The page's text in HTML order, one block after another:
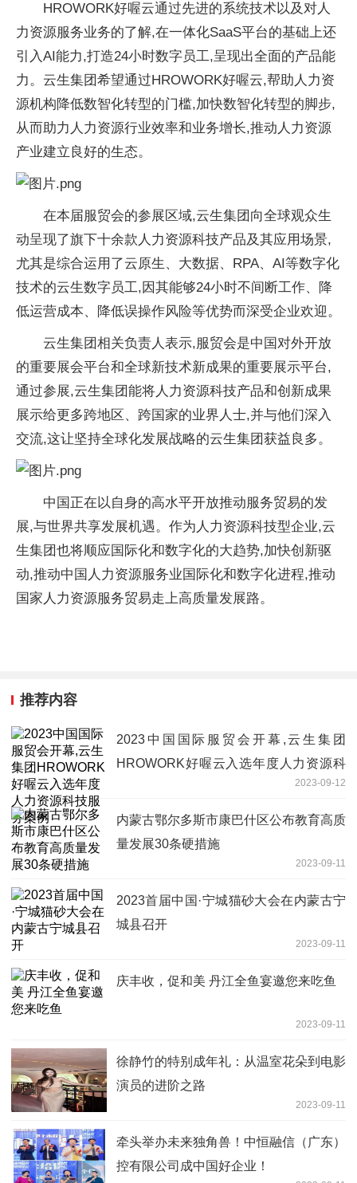
HROWORK好喔云通过先进的系统技术以及对人
力资源服务业务的了解,在一体化SaaS平台的基础上还
引入AI能力,打造24小时数字员工,呈现出全面的产品能
力。云生集团希望通过HROWORK好喔云,帮助人力资
源机构降低数智化转型的门槛,加快数智化转型的脚步,
从而助力人力资源行业效率和业务增长,推动人力资源
产业建立良好的生态。
在本届服贸会的参展区域,云生集团向全球观众生
动呈现了旗下十余款人力资源科技产品及其应用场景,
尤其是综合运用了云原生、大数据、RPA、AI等数字化
技术的云生数字员工,因其能够24小时不间断工作、降
低运营成本、降低误操作风险等优势而深受企业欢迎。
云生集团相关负责人表示,服贸会是中国对外开放
的重要展会平台和全球新技术新成果的重要展示平台,
通过参展,云生集团能将人力资源科技产品和创新成果
展示给更多跨地区、跨国家的业界人士,并与他们深入
交流,这让坚持全球化发展战略的云生集团获益良多。
中国正在以自身的高水平开放推动服务贸易的发
展,与世界共享发展机遇。作为人力资源科技型企业,云
生集团也将顺应国际化和数字化的大趋势,加快创新驱
动,推动中国人力资源服务业国际化和数字化进程,推动
国家人力资源服务贸易走上高质量发展路。
推荐内容
2023中国国际服贸会开幕,云生集团
HROWORK好喔云入选年度人力资源科
2023-09-12
内蒙古鄂尔多斯市康巴什区公布教育高质
量发展30条硬措施
2023-09-11
2023首届中国·宁城猫砂大会在内蒙古宁
城县召开
2023-09-11
庆丰收，促和美 丹江全鱼宴邀您来吃鱼
2023-09-11
徐静竹的特别成年礼：从温室花朵到电影
演员的进阶之路
2023-09-11
牵头举办未来独角兽！中恒融信（广东）
控有限公司成中国好企业！